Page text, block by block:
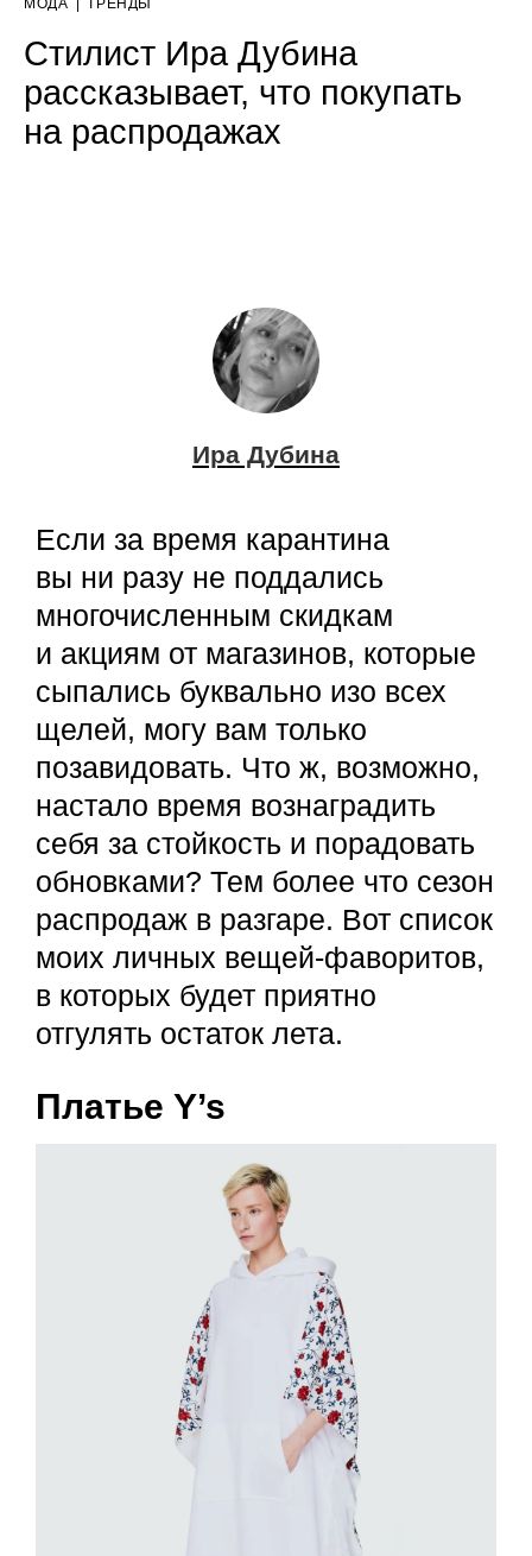
МОДА ТРЕНДЫ
Стилист Ира Дубина
рассказывает, что покупать
на распродажах
Ира Дубина
Если за время карантина
вы ни разу не поддались
многочисленным скидкам
и акциям от магазинов, которые
сыпались буквально изо всех
щелей, могу вам только
позавидовать. Что ж, возможно,
настало время вознаградить
себя за стойкость и порадовать
обновками? Тем более что сезон
распродаж в разгаре. Вот список
моих личных вещей-фаворитов,
в которых будет приятно
отгулять остаток лета.
Платье Y’s